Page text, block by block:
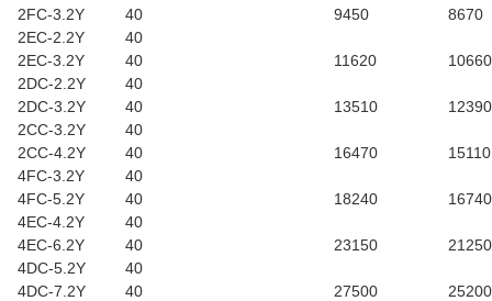
2FC-3.2Y
40 9450
8670
2EC-2.2Y
40
2EC-3.2Y
40 11620
10660
2DC-2.2Y
40
2DC-3.2Y
40 13510
12390
2CC-3.2Y
40
2CC-4.2Y
40 16470
15110
4FC-3.2Y
40
4FC-5.2Y
40 18240
16740
4EC-4.2Y
40
4EC-6.2Y
40 23150
21250
4DC-5.2Y
40
4DC-7.2Y
40 27500
25200